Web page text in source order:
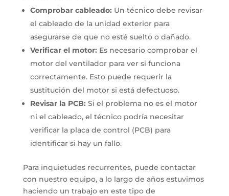
Comprobar cableado: Un técnico debe revisar
el cableado de la unidad exterior para
asegurarse de que no esté suelto o dañado.
Verificar el motor: Es necesario comprobar el
motor del ventilador para ver si funciona
correctamente. Esto puede requerir la
sustitución del motor si está defectuoso.
Revisar la PCB: Si el problema no es el motor
ni el cableado, el técnico podría necesitar
verificar la placa de control (PCB) para
identificar si hay un fallo.
Para inquietudes recurrentes, puede contactar
con nuestro equipo, a lo largo de años estuvimos
haciendo un trabajo en este tipo de